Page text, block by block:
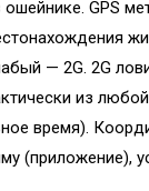
GPS
— 2G. 2G
из
время).
(приложение),